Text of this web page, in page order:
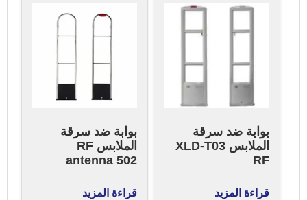
بوابة ضد سرقة
الملابس XLD-T03
RF
قراءة المزيد
بوابة ضد سرقة
الملابس RF
antenna 502
قراءة المزيد